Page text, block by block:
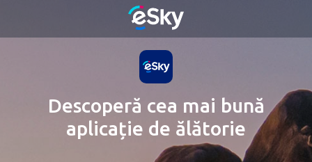
Descoperă cea mai bună
aplicație de ălătorie